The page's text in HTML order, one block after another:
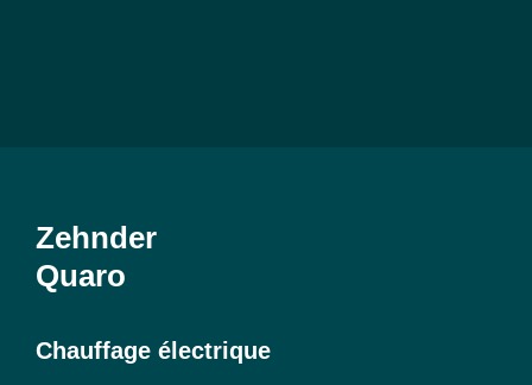
Zehnder
Quaro
Chauffage électrique